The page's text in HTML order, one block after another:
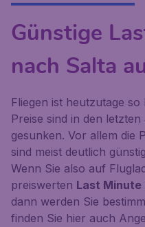
Günstige
nach Salta
Fliegen ist heutzutage
Preise sind in den
gesunken. Vor allem die
sind meist deutlich
Wenn Sie also auf
preiswerten Last Minute
dann werden Sie
finden Sie hier auch